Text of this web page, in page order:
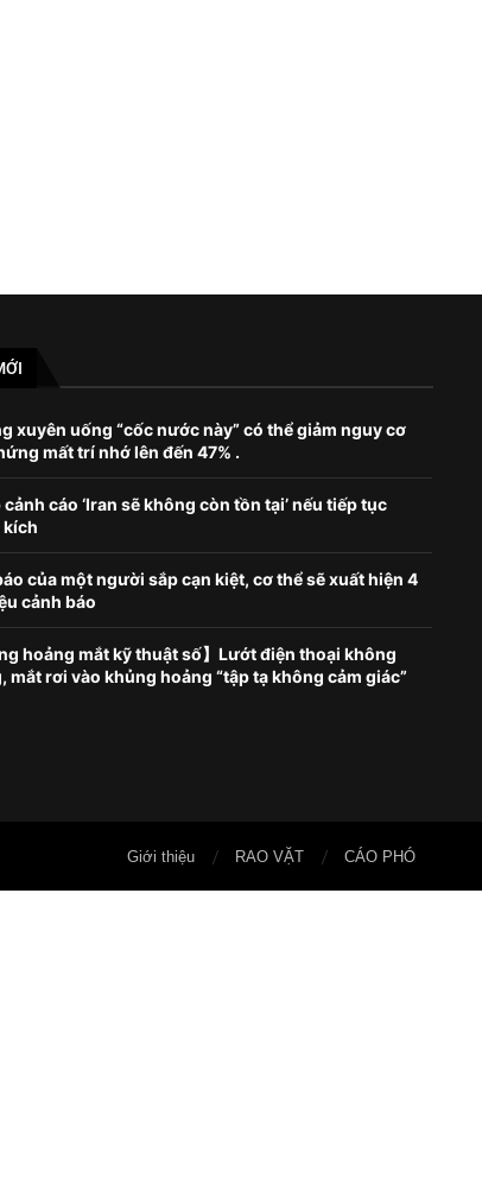
xuyên uống “cốc nước này” có thể giảm nguy cơ
mất trí nhớ lên đến 47% .
cáo ‘Iran sẽ không còn tồn tại’ nếu tiếp tục
kích
của một người sắp cạn kiệt, cơ thể sẽ xuất hiện 4
cảnh báo
hoảng mắt kỹ thuật số】Lướt điện thoại không
mắt rơi vào khủng hoảng “tập tạ không cảm giác”
Giới thiệu RAO VẶT CÁO PHÓ